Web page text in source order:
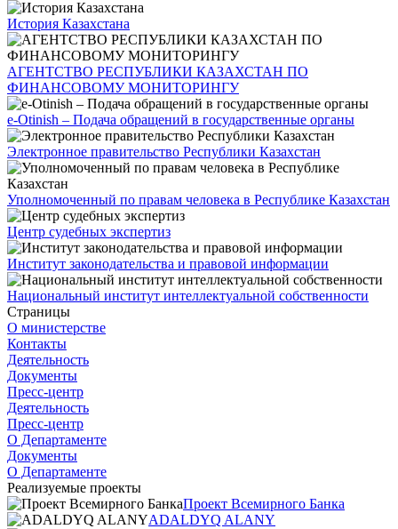
История Казахстана
АГЕНТСТВО РЕСПУБЛИКИ КАЗАХСТАН ПО
ФИНАНСОВОМУ МОНИТОРИНГУ
e-Otinish – Подача обращений в государственные органы
Электронное правительство Республики Казахстан
Уполномоченный по правам человека в Республике Казахстан
Центр судебных экспертиз
Институт законодательства и правовой информации
Национальный институт интеллектуальной собственности
Страницы
О министерстве
Контакты
Деятельность
Документы
Пресс-центр
Деятельность
Пресс-центр
О Департаменте
Документы
О Департаменте
Реализуемые проекты
Проект Всемирного Банка
ADALDYQ ALANY